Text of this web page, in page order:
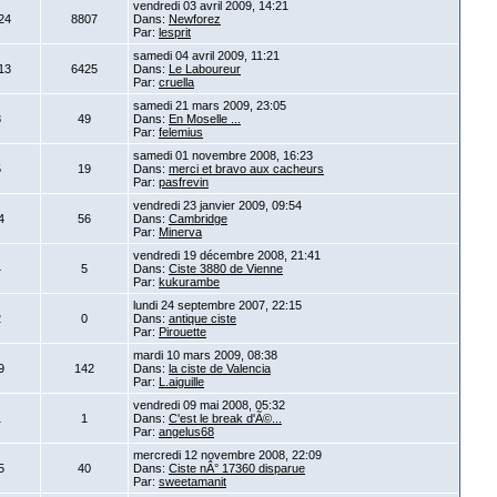
8807
vendredi 03 avril 2009, 14:21
Dans: Newforez
Par: lesprit
6425
samedi 04 avril 2009, 11:21
Dans: Le Laboureur
Par: cruella
49
samedi 21 mars 2009, 23:05
Dans: En Moselle ...
Par: felemius
19
samedi 01 novembre 2008, 16:23
Dans: merci et bravo aux cacheurs
Par: pasfrevin
56
vendredi 23 janvier 2009, 09:54
Dans: Cambridge
Par: Minerva
5
vendredi 19 décembre 2008, 21:41
Dans: Ciste 3880 de Vienne
Par: kukurambe
0
lundi 24 septembre 2007, 22:15
Dans: antique ciste
Par: Pirouette
142
mardi 10 mars 2009, 08:38
Dans: la ciste de Valencia
Par: L.aiguille
1
vendredi 09 mai 2008, 05:32
Dans: C'est le break d'Ã©...
Par: angelus68
40
mercredi 12 novembre 2008, 22:09
Dans: Ciste nÂ° 17360 disparue
Par: sweetamanit